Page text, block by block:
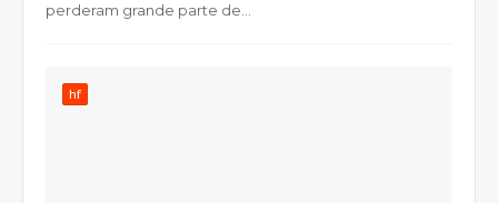
perderam grande parte de…
hf